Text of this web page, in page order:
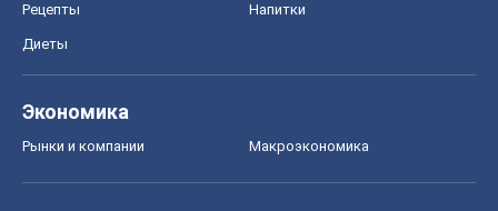
Рецепты Напитки
Диеты
Экономика
Рынки и компании Mакроэкономика